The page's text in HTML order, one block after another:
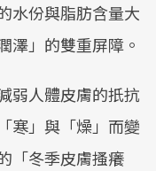
水份與脂肪含量大
澤」的雙重屏障。
弱人體皮膚的扺抗
寒」與「燥」而變
「冬季皮膚搔癢